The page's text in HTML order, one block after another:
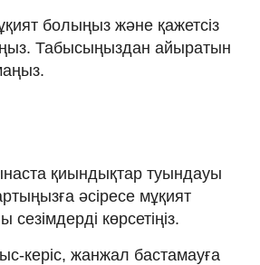
болыңыз және қажетсіз
Табысыңыздан айыратын
қиындықтар туындауы
әсіресе мұқият
көрсетіңіз.
керіс, жанжал бастамауға